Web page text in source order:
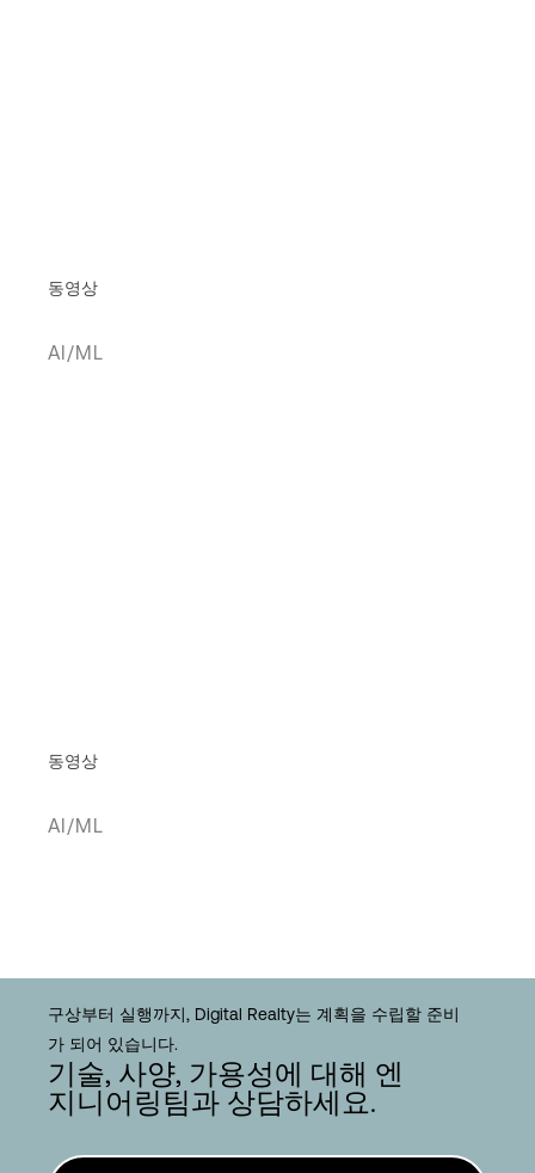
동영상
AI/ML
동영상
AI/ML
구상부터 실행까지, Digital Realty는 계획을 수립할 준비
가 되어 있습니다.
기술, 사양, 가용성에 대해 엔
지니어링팀과 상담하세요.